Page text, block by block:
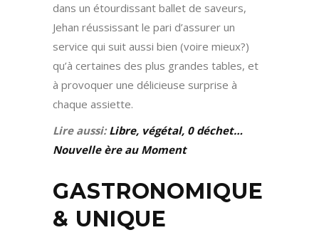
dans un étourdissant ballet de saveurs,
Jehan réussissant le pari d’assurer un
service qui suit aussi bien (voire mieux?)
qu’à certaines des plus grandes tables, et
à provoquer une délicieuse surprise à
chaque assiette.
Lire aussi:Libre, végétal, 0 déchet…
Nouvelle ère au Moment
GASTRONOMIQUE
& UNIQUE